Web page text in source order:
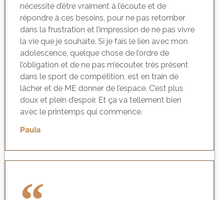
nécessité d’être vraiment à l’écoute et de
répondre à ces besoins, pour ne pas retomber
dans la frustration et l’impression de ne pas vivre
la vie que je souhaite. Si je fais le lien avec mon
adolescence, quelque chose de l’ordre de
l’obligation et de ne pas m’écouter, très présent
dans le sport de compétition, est en train de
lâcher et de ME donner de l’espace. C’est plus
doux et plein d’espoir. Et ça va tellement bien
avec le printemps qui commence.
Paula